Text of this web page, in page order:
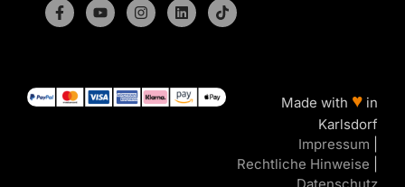
Made with ♥ in
Karlsdorf
Impressum
Rechtliche Hinweise
Datenschutz